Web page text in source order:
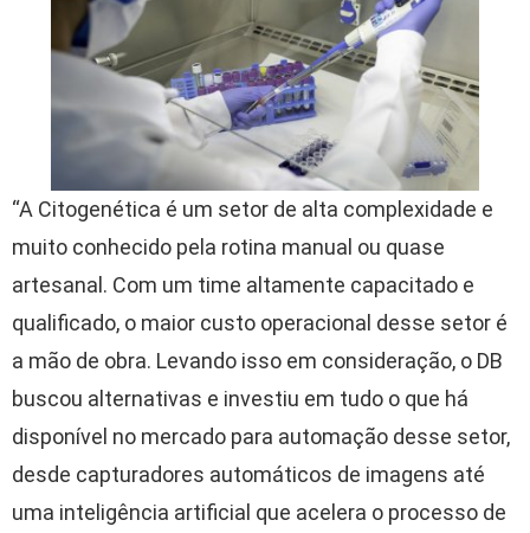
“A Citogenética é um setor de alta complexidade e
muito conhecido pela rotina manual ou quase
artesanal. Com um time altamente capacitado e
qualificado, o maior custo operacional desse setor é
a mão de obra. Levando isso em consideração, o DB
buscou alternativas e investiu em tudo o que há
disponível no mercado para automação desse setor,
desde capturadores automáticos de imagens até
uma inteligência artificial que acelera o processo de